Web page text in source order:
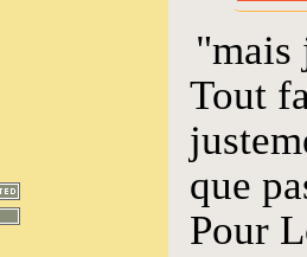
"mais
Tout
que
Pour